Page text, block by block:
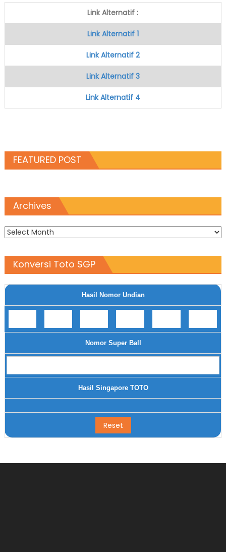
Link Alternatif :
Link Alternatif 1
Link Alternatif 2
Link Alternatif 3
Link Alternatif 4
FEATURED POST
Archives
Archives
Konversi Toto SGP
Hasil Nomor Undian
Nomor Super Ball
Hasil Singapore TOTO